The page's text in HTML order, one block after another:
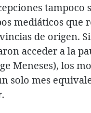
mediáticos
de origen.
acceder a la
Meneses), los
solo mes
.